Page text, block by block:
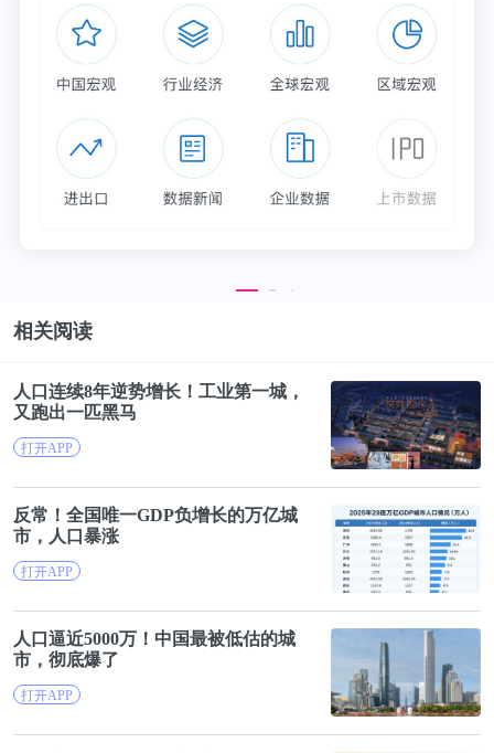
企查猫APP显示，辛米尔视觉科技（上海）有限公司
成立于2019年3月13日，注册资金为66.7859(万人民
业，核心为智慧工厂提供工业视觉与实时智能决策方
，深度服务智慧工厂的生产过程检测、质量控制与
安全防护。
2026年2月3日，辛米尔视觉宣布连续完成亿元级A轮
及A +轮融资，
本轮由国泰君安创新投资、国经资
问；所获资金将重点用于感算一体芯片研发、全球化
商业落地与产能人才扩充，以支撑智慧工厂、工业视
觉、边缘AI等核心业务的快速扩张。
瑞熙智能
瑞熙（苏州）智能科技有限公司成立于2019年2月27
日，注册资金为10,454.5455(万人民币)，是一家数字
相关阅读
人口 连续8年逆势增长！工业第一城，
又跑出一匹黑马
打开APP
反常！全国唯一GDP负增长的万亿城
市， 人口 暴涨
打开APP
人口 逼近5000万！中国最被低估的城
市，彻底爆了
打开APP